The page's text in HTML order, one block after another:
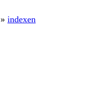
» indexen